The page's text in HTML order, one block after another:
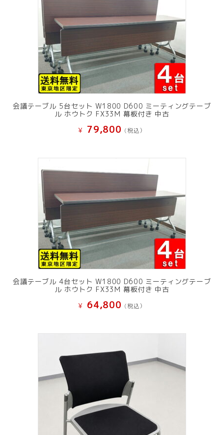
会議テーブル 5台セット W1800 D600 ミーティングテーブ
ル ホウトク FX33M 幕板付き 中古
¥ 79,800 (税込）
会議テーブル 4台セット W1800 D600 ミーティングテーブ
ル ホウトク FX33M 幕板付き 中古
¥ 64,800 (税込）